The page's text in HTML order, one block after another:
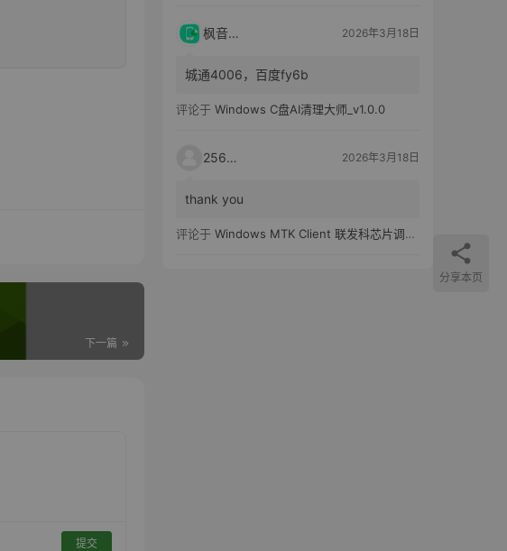
下一篇
提交
枫音应用 2026年3月18日
城通4006，百度fy6b
评论于 Windows C盘AI清理大师_v1.0.0
25651 2026年3月18日
thank you
评论于 Windows MTK Client 联发科芯片调试工具_v2.01 汉化版
分享本页